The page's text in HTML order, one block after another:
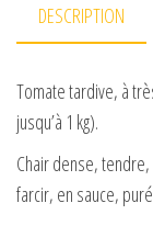
DESCRIPTION
Tomate tardive, à
jusqu’à 1 kg).
Chair dense,
farcir, en sauce,